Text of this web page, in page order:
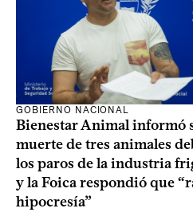
GOBIERNO NACIONAL
Bienestar Animal informó
muerte de tres animales
los paros de la industria
y la Foica respondió que
hipocresía”